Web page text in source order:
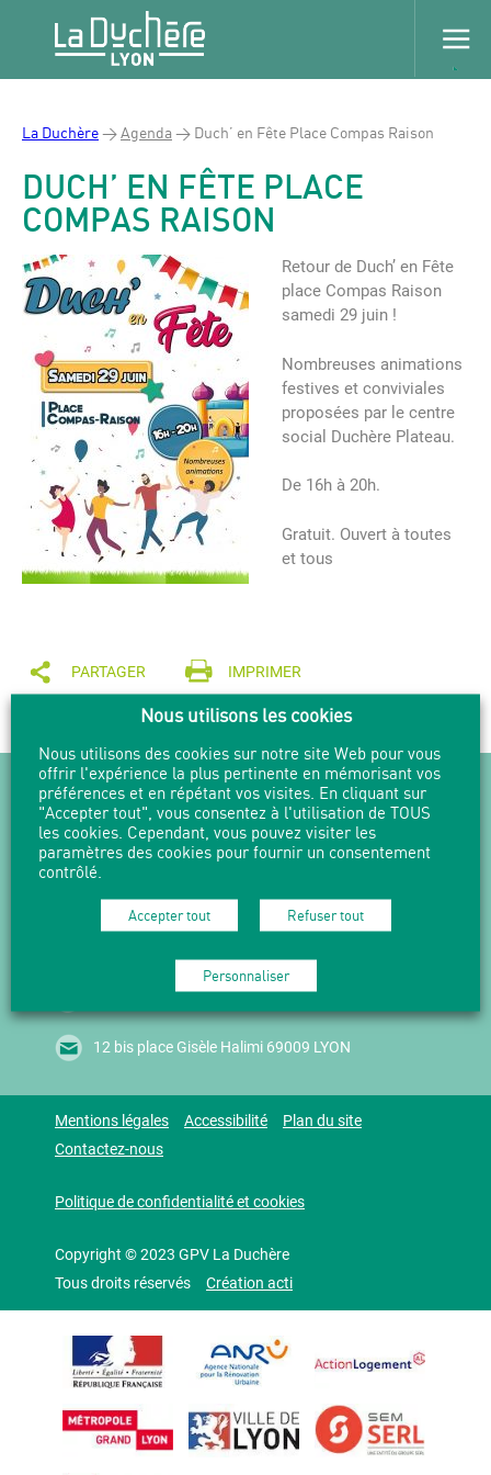
La Duchère>Agenda > Duch’ en Fête Place Compas Raison
DUCH’ EN FÊTE PLACE
COMPAS RAISON
Retour de Duch’ en Fête
place Compas Raison
samedi 29 juin !
Nombreuses animations
festives et conviviales
proposées par le centre
social Duchère Plateau.
De 16h à 20h.
Gratuit. Ouvert à toutes
et tous
PARTAGER IMPRIMER
NEWSLETTER
Suivez l'actualité en vous abonnant
à nos Newsletters.
12 bis place Gisèle Halimi 69009 LYON
Mentions légales Accessibilité
Plan du site
Contactez-nous
Politique de confidentialité et cookies
Copyright © 2023 GPV La Duchère
Tous droits réservés
Création acti
Nous utilisons les cookies
Nous utilisons des cookies sur notre site Web pour vous
offrir l'expérience la plus pertinente en mémorisant vos
préférences et en répétant vos visites. En cliquant sur
"Accepter tout", vous consentez à l'utilisation de TOUS
les cookies. Cependant, vous pouvez visiter les
paramètres des cookies pour fournir un consentement
contrôlé.
Accepter tout Refuser tout
Personnaliser